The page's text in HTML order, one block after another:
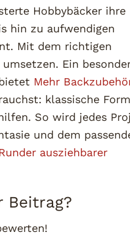
Hobbybäcker ihre
hin zu aufwendigen
Mit dem richtigen
Ein
Mehr
klassische
So wird jedes
und dem
Runder ausziehbarer
Beitrag?